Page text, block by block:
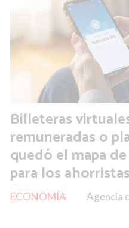
Billeteras
remuneradas o
quedó el mapa
para los ahorristas
Agencia
ECONOMÍA